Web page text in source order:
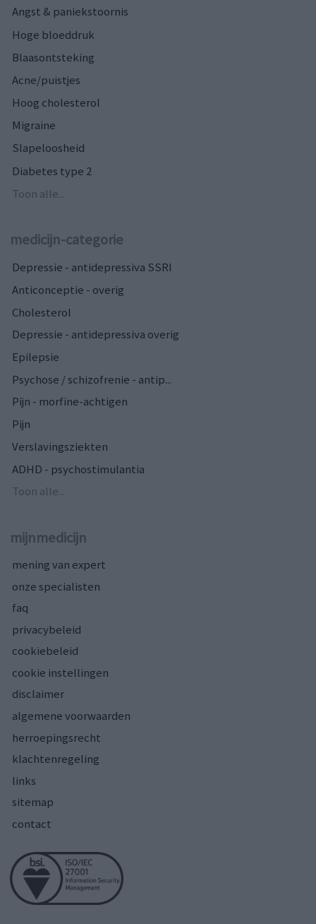
Angst & paniekstoornis
Hoge bloeddruk
Blaasontsteking
Acne/puistjes
Hoog cholesterol
Migraine
Slapeloosheid
Diabetes type 2
Toon alle...
medicijn-categorie
Depressie - antidepressiva SSRI
Anticonceptie - overig
Cholesterol
Depressie - antidepressiva overig
Epilepsie
Psychose / schizofrenie - antip...
Pijn - morfine-achtigen
Pijn
Verslavingsziekten
ADHD - psychostimulantia
Toon alle...
mijnmedicijn
mening van expert
onze specialisten
faq
privacybeleid
cookiebeleid
cookie instellingen
disclaimer
algemene voorwaarden
herroepingsrecht
klachtenregeling
links
sitemap
contact